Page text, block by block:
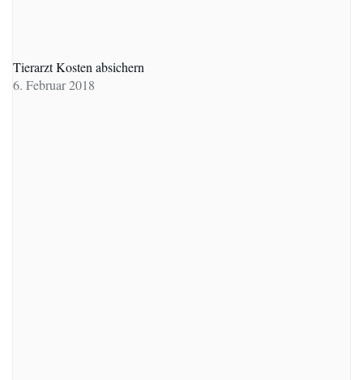
Tierarzt Kosten absichern
6. Februar 2018